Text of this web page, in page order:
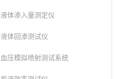
液体渗入量测定仪
液体回渗测试仪
血压模拟喷射测试系统